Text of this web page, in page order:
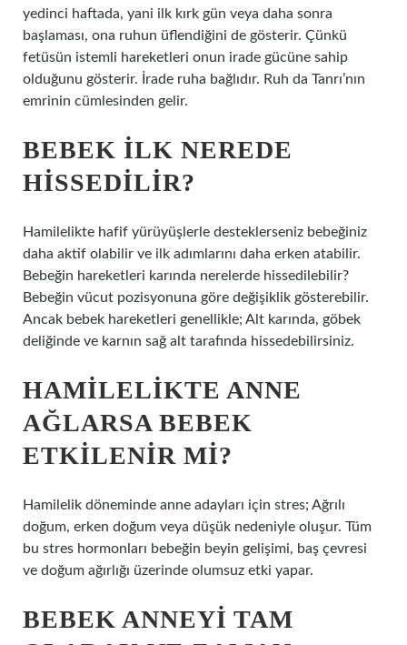
yedinci haftada, yani ilk kırk gün veya daha sonra
başlaması, ona ruhun üflendiğini de gösterir. Çünkü
fetüsün istemli hareketleri onun irade gücüne sahip
olduğunu gösterir. İrade ruha bağlıdır. Ruh da Tanrı’nın
emrinin cümlesinden gelir.
BEBEK ILK NEREDE
HISSEDILIR?
Hamilelikte hafif yürüyüşlerle desteklerseniz bebeğiniz
daha aktif olabilir ve ilk adımlarını daha erken atabilir.
Bebeğin hareketleri karında nerelerde hissedilebilir?
Bebeğin vücut pozisyonuna göre değişiklik gösterebilir.
Ancak bebek hareketleri genellikle; Alt karında, göbek
deliğinde ve karnın sağ alt tarafında hissedebilirsiniz.
HAMILELIKTE ANNE
AĞLARSA BEBEK
ETKILENIR MI?
Hamilelik döneminde anne adayları için stres; Ağrılı
doğum, erken doğum veya düşük nedeniyle oluşur. Tüm
bu stres hormonları bebeğin beyin gelişimi, baş çevresi
ve doğum ağırlığı üzerinde olumsuz etki yapar.
BEBEK ANNEYI TAM